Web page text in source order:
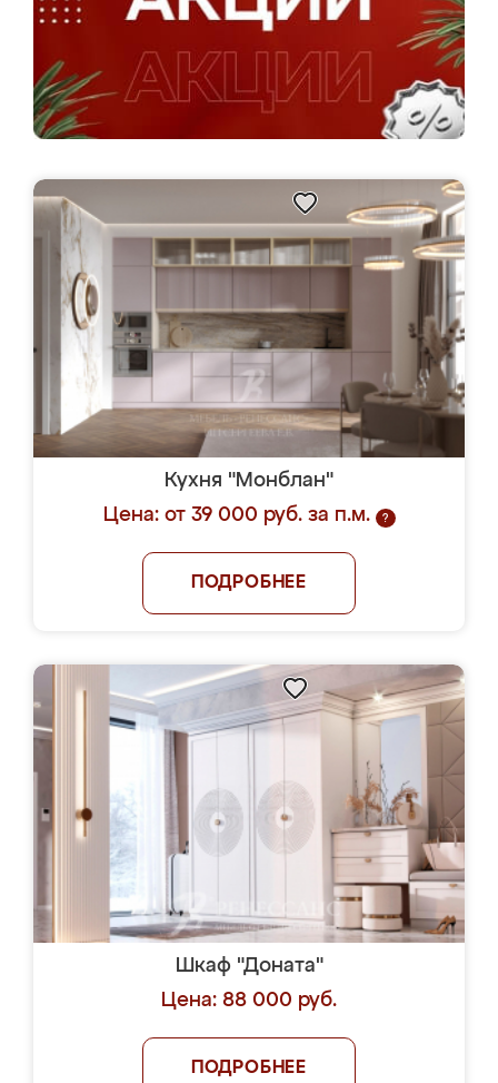
Кухня "Монблан"
Цена: от 39 000 руб. за п.м.
?
ПОДРОБНЕЕ
Шкаф "Доната"
Цена: 88 000 руб.
ПОДРОБНЕЕ